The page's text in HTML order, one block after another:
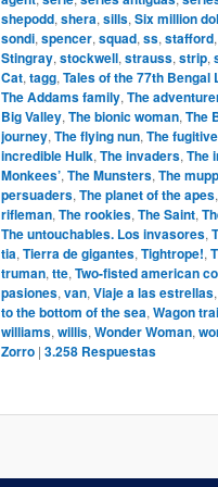
shepodd, shera, sills, Six million
sondi, spencer, squad, ss, stafford,
Stingray, stockwell, strauss, strip,
Cat, tagg, Tales of the 77th Bengal
The Addams family, The
Big Valley, The bionic woman, The
journey, The flying nun, The fugitive
incredible Hulk, The invaders, The
Monkees’, The Munsters, The
persuaders, The planet of the apes,
rifleman, The rookies, The Saint,
The untouchables. Los invasores,
tia, Tierra de gigantes, Tightrope!,
truman, tte, Two-fisted american
pasiones, van, Viaje a las estrellas,
to the bottom of the sea, Wagon
williams, willis, Wonder Woman,
Zorro | 3.258 Respuestas